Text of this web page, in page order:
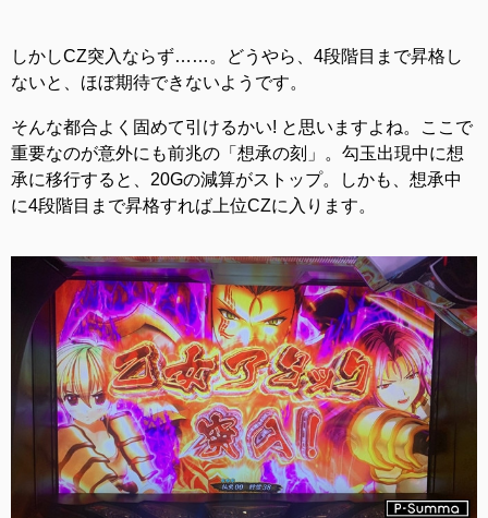
しかしCZ突入ならず……。どうやら、4段階目まで昇格し
ないと、ほぼ期待できないようです。
そんな都合よく固めて引けるかい! と思いますよね。ここで
重要なのが意外にも前兆の「想承の刻」。勾玉出現中に想
承に移行すると、20Gの減算がストップ。しかも、想承中
に4段階目まで昇格すれば上位CZに入ります。